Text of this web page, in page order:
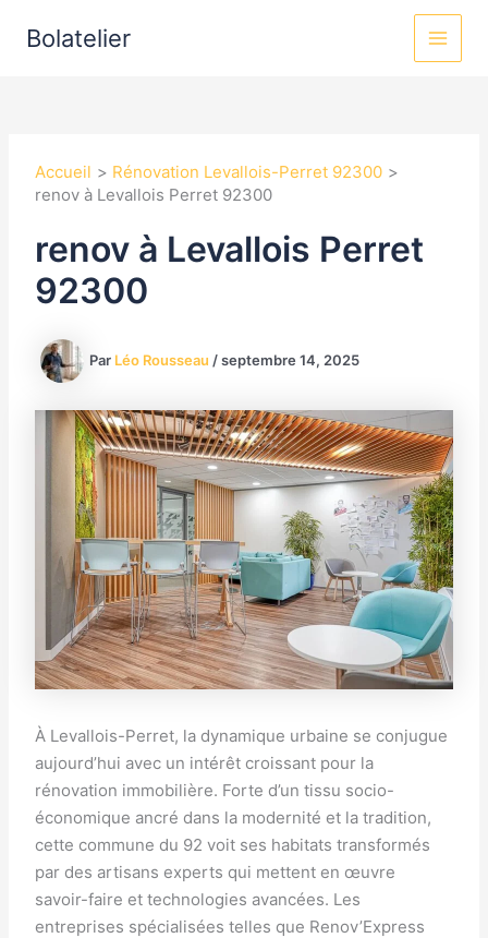
Bolatelier
MAIN
Accueil
Rénovation Levallois-Perret 92300
renov à Levallois Perret 92300
renov à Levallois Perret
92300
Par Léo Rousseau /septembre 14, 2025
À Levallois-Perret, la dynamique urbaine se conjugue
aujourd’hui avec un intérêt croissant pour la
rénovation immobilière. Forte d’un tissu socio-
économique ancré dans la modernité et la tradition,
cette commune du 92 voit ses habitats transformés
par des artisans experts qui mettent en œuvre
savoir-faire et technologies avancées. Les
entreprises spécialisées telles que Renov’Express